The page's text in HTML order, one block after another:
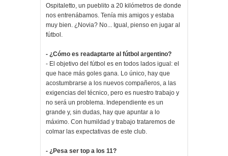
Ospitaletto, un pueblito a 20 kilómetros de donde
nos entrenábamos. Tenía mis amigos y estaba
muy bien. ¿Novia? No... Igual, pienso en jugar al
fútbol.
- ¿Cómo es readaptarte al fútbol argentino?
- El objetivo del fútbol es en todos lados igual: el
que hace más goles gana. Lo único, hay que
acostumbrarse a los nuevos compañeros, a las
exigencias del técnico, pero es nuestro trabajo y
no será un problema. Independiente es un
grande y, sin dudas, hay que apuntar a lo
máximo. Con humildad y trabajo trataremos de
colmar las expectativas de este club.
- ¿Pesa ser top a los 11?